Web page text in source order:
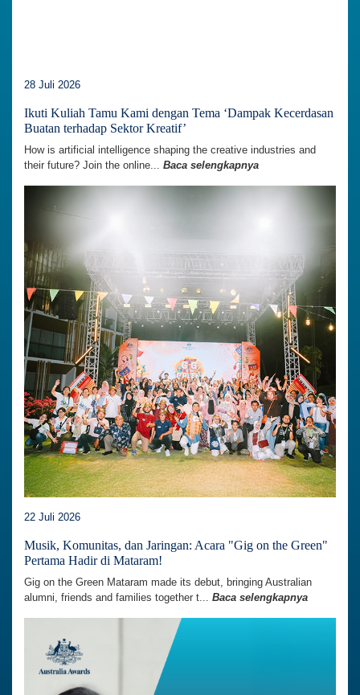
28 Juli 2026
Ikuti Kuliah Tamu Kami dengan Tema ‘Dampak Kecerdasan
Buatan terhadap Sektor Kreatif’
How is artificial intelligence shaping the creative industries and
their future? Join the online... Baca selengkapnya
22 Juli 2026
Musik, Komunitas, dan Jaringan: Acara "Gig on the Green"
Pertama Hadir di Mataram!
Gig on the Green Mataram made its debut, bringing Australian
alumni, friends and families together t... Baca selengkapnya